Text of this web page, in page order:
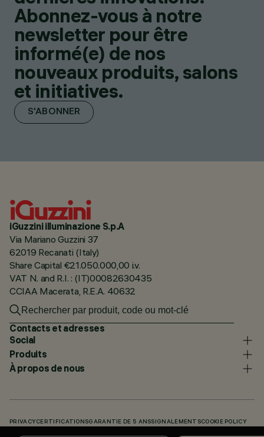
Abonnez-vous à notre
newsletter pour être
informé(e) de nos
nouveaux produits, salons
et initiatives.
S'ABONNER
iGuzzini illuminazione S.p.A
Via Mariano Guzzini 37
62019 Recanati (Italy)
Share Capital €21.050.000,00 i.v.
VAT N. and R.I. : (IT)00082630435
CCIAA Macerata, R.E.A. 40632
Contacts et adresses
Social
Produits
À propos de nous
PRIVACY CERTIFICATIONSGARANTIE DE 5 ANSSIGNALEMENTSCOOKIE POLICY